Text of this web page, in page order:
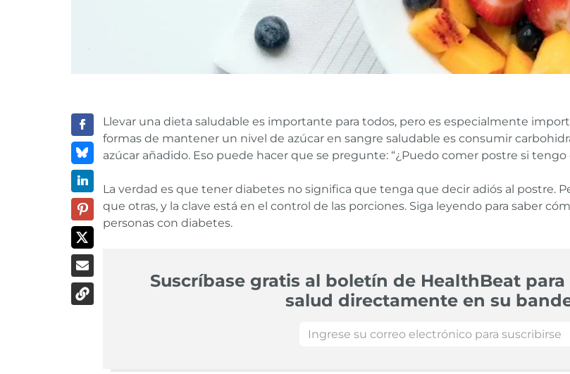
Llevar una dieta saludable es importante para todos, pero es especialmente
formas de mantener un nivel de azúcar en sangre saludable es consumir
azúcar añadido. Eso puede hacer que se pregunte: “¿Puedo comer postre si tengo
La verdad es que tener diabetes no significa que tenga que decir adiós al postre.
que otras, y la clave está en el control de las porciones. Siga leyendo para saber
personas con diabetes.
Suscríbase gratis al boletín de HealthBeat
salud directamente en su